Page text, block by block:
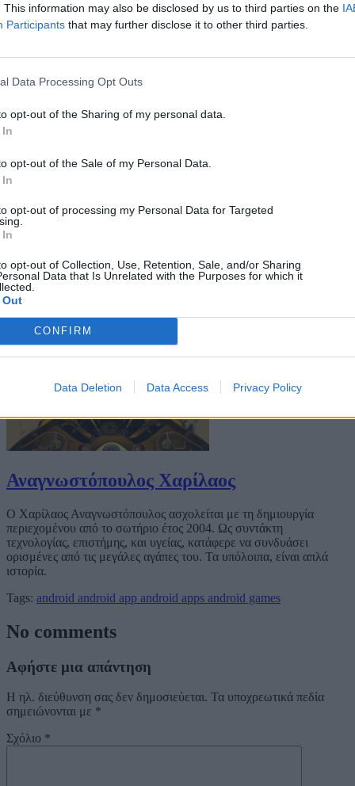
This information may also be disclosed by us to third parties on the
Participants that may further disclose it to other third parties.
Data Processing Opt Outs
opt-out of the Sharing of my personal data.
opt-out of the Sale of my Personal Data.
opt-out of processing my Personal Data for Targeted
opt-out of Collection, Use, Retention, Sale, and/or Sharing
Data that Is Unrelated with the Purposes for which it
CONFIRM
Data Deletion Data Access Privacy Policy
Add to preferred sources
Αναγνωστόπουλος Χαρίλαος
Ο Χαρίλαος Αναγνωστόπουλος ασχολείται με τη δημιουργία
περιεχομένου από το σωτήριο έτος 2004. Ως συντάκτη
τεχνολογίας, επιστήμης, και υγείας, κατάφερε να συνδυάσει
ορισμένες από τις μεγάλες αγάπες του. Τα υπόλοιπα, είναι απλά
ιστορία.
Tags: android android app android apps android games
No comments
Αφήστε μια απάντηση
Η ηλ. διεύθυνση σας δεν δημοσιεύεται. Τα υποχρεωτικά πεδία
σημειώνονται με *
Σχόλιο *